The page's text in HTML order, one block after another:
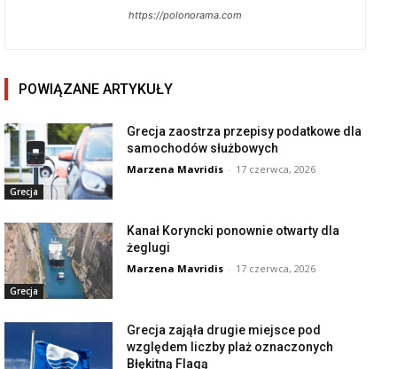
https://polonorama.com
POWIĄZANE ARTYKUŁY
Grecja
Grecja zaostrza przepisy podatkowe dla
samochodów służbowych
Marzena Mavridis - 17 czerwca, 2026
Grecja
Kanał Koryncki ponownie otwarty dla
żeglugi
Marzena Mavridis - 17 czerwca, 2026
Grecja zająła drugie miejsce pod
względem liczby plaż oznaczonych
Błękitną Flagą